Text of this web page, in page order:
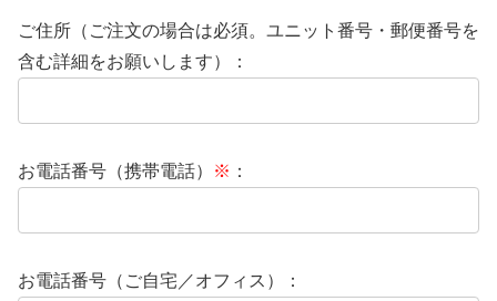
ご住所（ご注文の場合は必須。ユニット番号・郵便番号を
含む詳細をお願いします）：
お電話番号（携帯電話） ※ ：
お電話番号（ご自宅／オフィス）：